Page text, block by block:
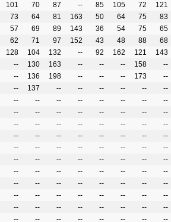
101 70 87 -- 85 105 72
121
73 64 81 163 50 64 75
83
57 69 89 143 36 54 75
65
62 71 97 152 43 48 88
68
128 104 132 -- 92 162 121
143
-- 130 163 -- -- -- 158
--
-- 136 198 -- -- -- 173
--
-- 137 -- -- -- -- --
--
-- -- -- -- -- -- --
--
-- -- -- -- -- -- --
--
-- -- -- -- -- -- --
--
-- -- -- -- -- -- --
--
-- -- -- -- -- -- --
--
-- -- -- -- -- -- --
--
-- -- -- -- -- -- --
--
-- -- -- -- -- -- --
--
-- -- -- -- -- -- --
--
-- -- -- -- -- -- --
--
-- -- -- -- -- -- -- --